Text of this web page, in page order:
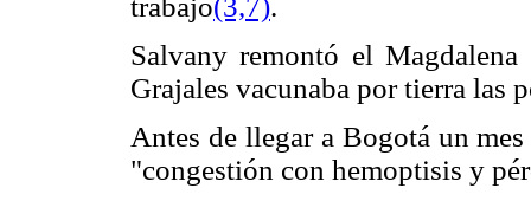
trabajo(3,7).
Salvany remontó el
Grajales vacunaba por tierra las
Antes de llegar a Bogotá un
"congestión con hemoptisis y